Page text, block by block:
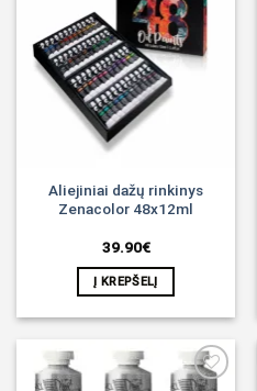
Noriu!
Aliejiniai dažų rinkinys
Zenacolor 48x12ml
39.90€
Į KREPŠELĮ